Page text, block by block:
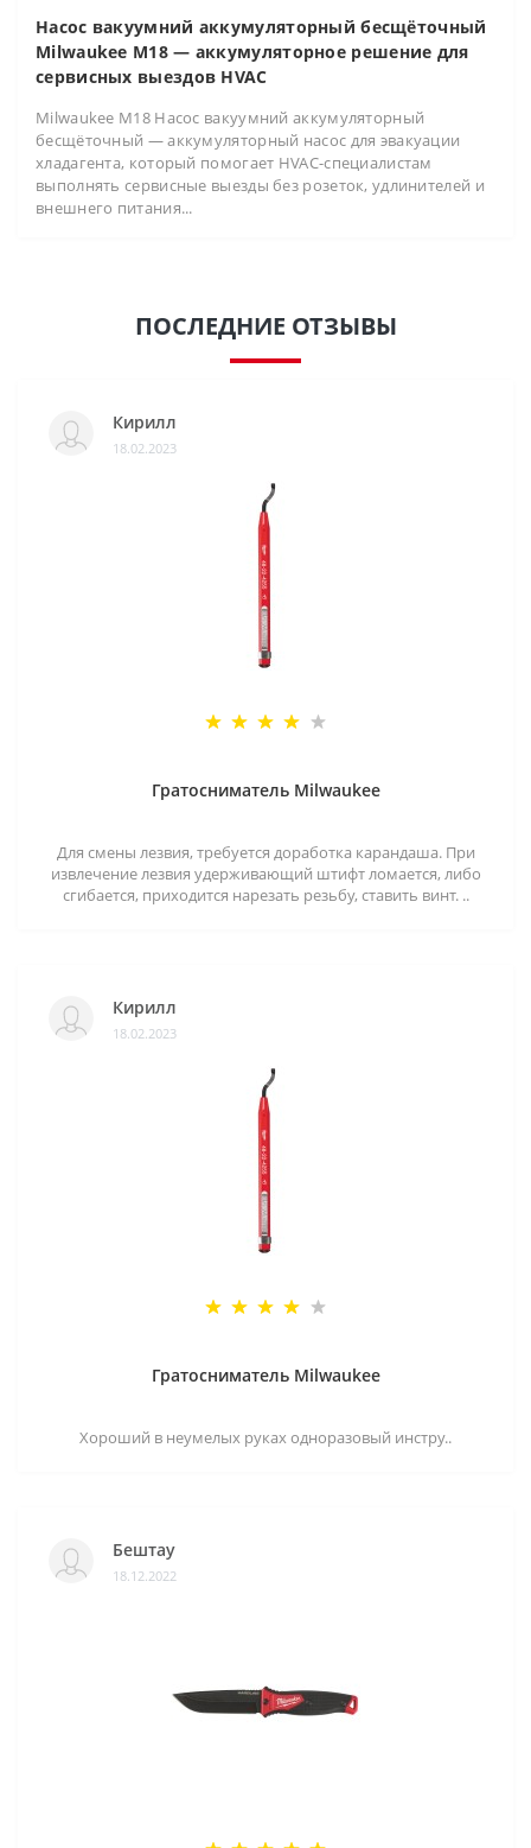
Насос вакуумний аккумуляторный бесщёточный
Milwaukee M18 — аккумуляторное решение для
сервисных выездов HVAC
Milwaukee M18 Насос вакуумний аккумуляторный
бесщёточный — аккумуляторный насос для эвакуации
хладагента, который помогает HVAC-специалистам
выполнять сервисные выезды без розеток, удлинителей и
внешнего питания...
ПОСЛЕДНИЕ ОТЗЫВЫ
Кирилл
18.02.2023
Гратосниматель Milwaukee
Для смены лезвия, требуется доработка карандаша. При
извлечение лезвия удерживающий штифт ломается, либо
сгибается, приходится нарезать резьбу, ставить винт. ..
Кирилл
18.02.2023
Гратосниматель Milwaukee
Хороший в неумелых руках одноразовый инстру..
Бештау
18.12.2022